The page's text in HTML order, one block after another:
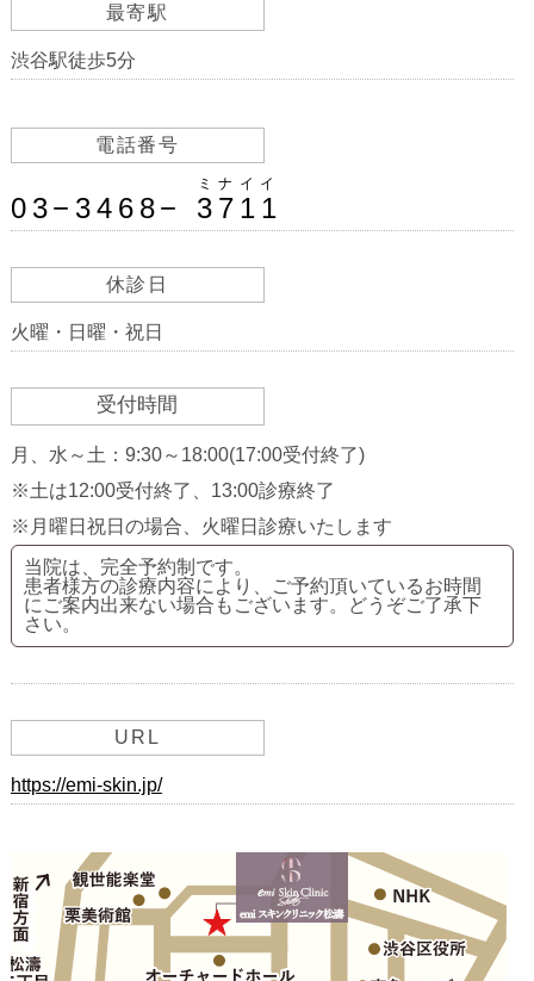
最寄駅
渋谷駅徒歩5分
電話番号
03−3468− 3711
ミナイイ
休診日
火曜・日曜・祝日
受付時間
月、水～土：9:30～18:00(17:00受付終了)
※土は12:00受付終了、13:00診療終了
※月曜日祝日の場合、火曜日診療いたします
当院は、完全予約制です。
患者様方の診療内容により、ご予約頂いているお時間
にご案内出来ない場合もございます。どうぞご了承下
さい。
URL
https://emi-skin.jp/